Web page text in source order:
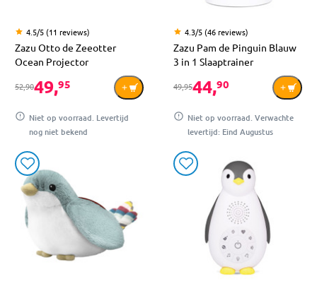
4.5/5 (11 reviews)
Zazu Otto de Zeeotter
Ocean Projector
52,9049,95
Niet op voorraad. Levertijd
nog niet bekend
4.3/5 (46 reviews)
Zazu Pam de Pinguin Blauw
3 in 1 Slaaptrainer
49,9544,90
Niet op voorraad. Verwachte
levertijd: Eind Augustus